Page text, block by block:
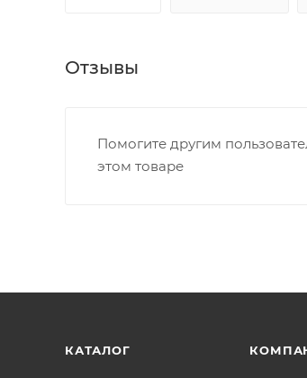
Отзывы
Помогите другим
этом товаре
КАТАЛОГ